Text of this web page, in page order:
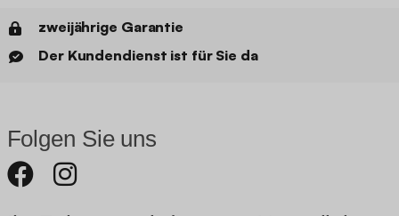
zweijährige Garantie
Der Kundendienst ist für Sie da
Folgen Sie uns